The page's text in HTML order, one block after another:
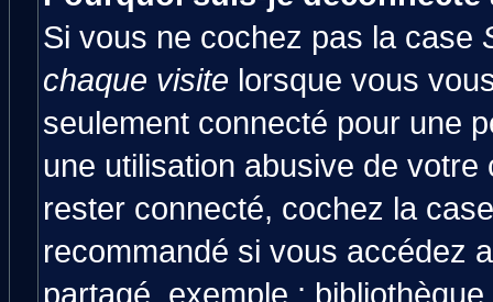
Si vous ne cochez pas la case
chaque visite lorsque vous
seulement connecté pour une
une utilisation abusive de
rester connecté, cochez la
recommandé si vous accédez
partagé, exemple :